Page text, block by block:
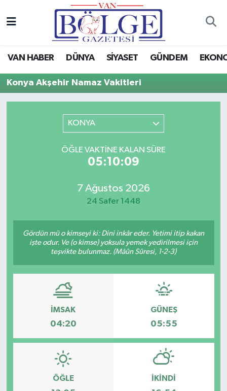
VAN HABER DÜNYA SİYASET GÜNDEM
Konya Akşehir Namaz Vakitleri
KONYA
ÖĞLE VAKTINE KALAN SÜRE
05:10:09
7 Ağustos 2026
24 Safer 1448
Gördün mü o kimseyi ki: Dini inkâr eder. Yetimi itip kakan
işte odur. Ve (o kimse) yoksula yemek yedirilmesi için
teşvikte bulunmaz. (Mâûn Sûresi, 1-2-3)
İMSAK
04:20
GÜNEŞ
05:55
ÖĞLE İKINDI
Van Haber
Dünya
RESMİ İLANLAR
Hava Durumu
Tüm Manşetler